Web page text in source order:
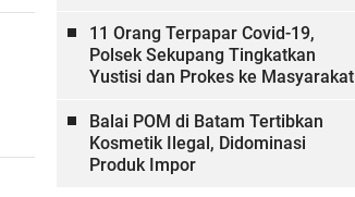
11 Orang Terpapar Covid-19,
Polsek Sekupang Tingkatkan
Yustisi dan Prokes ke Masyarakat
Balai POM di Batam Tertibkan
Kosmetik Ilegal, Didominasi
Produk Impor